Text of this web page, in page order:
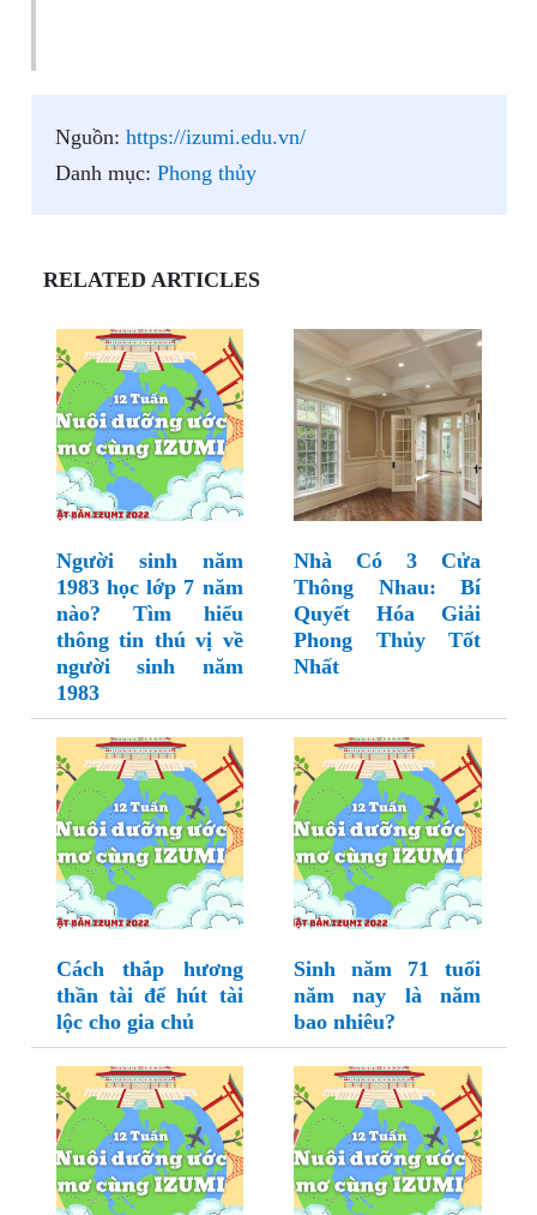
Nguồn: https://izumi.edu.vn/
Danh mục: Phong thủy
RELATED ARTICLES
Người sinh năm
1983 học lớp 7 năm
nào? Tìm hiểu
thông tin thú vị về
người sinh năm
1983
Nhà Có 3 Cửa
Thông Nhau: Bí
Quyết Hóa Giải
Phong Thủy Tốt
Nhất
Cách thắp hương
thần tài để hút tài
lộc cho gia chủ
Sinh năm 71 tuổi
năm nay là năm
bao nhiêu?